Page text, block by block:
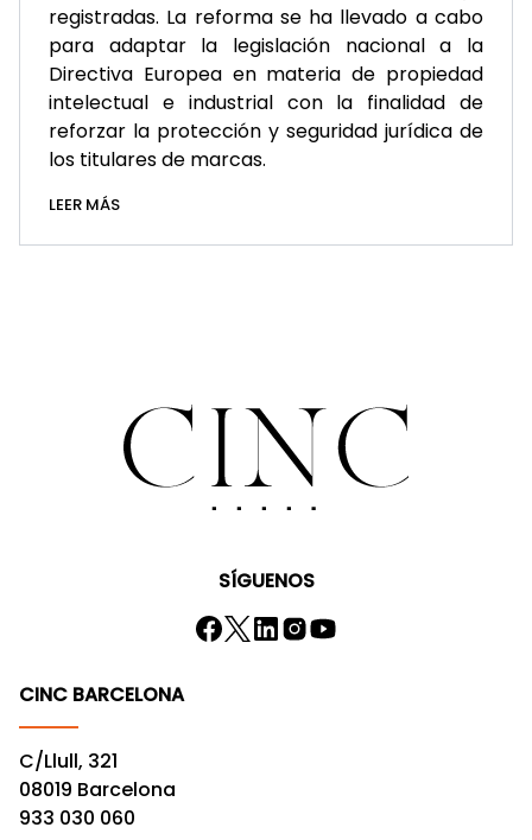
registradas. La reforma se ha llevado a cabo
para adaptar la legislación nacional a la
Directiva Europea en materia de propiedad
intelectual e industrial con la finalidad de
reforzar la protección y seguridad jurídica de
los titulares de marcas.
LEER MÁS
SÍGUENOS
CINC BARCELONA
C/Llull, 321
08019 Barcelona
933 030 060